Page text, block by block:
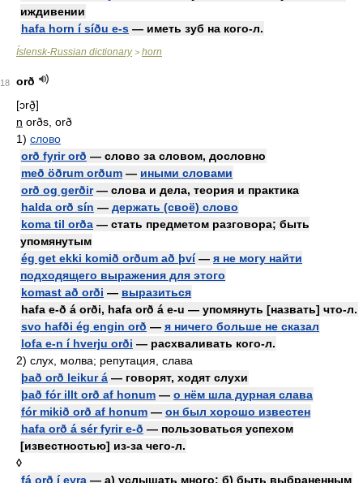
иждивении
hafa horn í síðu e-s — иметь зуб на кого-л.
Íslensk-Russian dictionary> horn
18
orð
[ɔrð̬]
n orðs, orð
1) слово
orð fyrir orð — слово за словом, дословно
með öðrum orðum — иными словами
orð og gerðir— слова и дела, теория и практика
halda orð sín — держать (своё) слово
koma til orða — стать предметом разговора; быть
упомянутым
ég get ekki komið orðum að því— я не могу найти
подходящего выражения для этого
komast að orði — выразиться
hafa e-ð á orði, hafa orð á e-u — упомянуть [назвать] что-л.
svo hafði ég engin orð — я ничего больше не сказал
lofa e-n í hverju orði — расхваливать кого-л.
2) слух, молва; репутация, слава
það orð leikur á — говорят, ходят слухи
það fór illt orð af honum — о нём шла дурная слава
fór mikið orð af honum — он был хорошо известен
hafa orð á sér fyrir e-ð — пользоваться успехом
[известностью] из-за чего-л.
◊
fá orð í eyra — а) услышать много; б) быть выбраненным